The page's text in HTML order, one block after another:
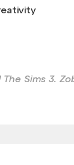
Sims 3.